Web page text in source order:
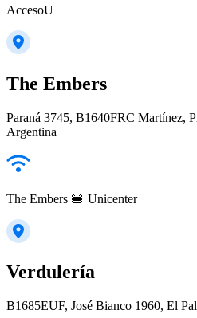
AccesoU
The Embers
Paraná 3745, B1640FRC Martínez,
Argentina
The Embers 🍔 Unicenter
Verdulería
B1685EUF, José Bianco 1960, El